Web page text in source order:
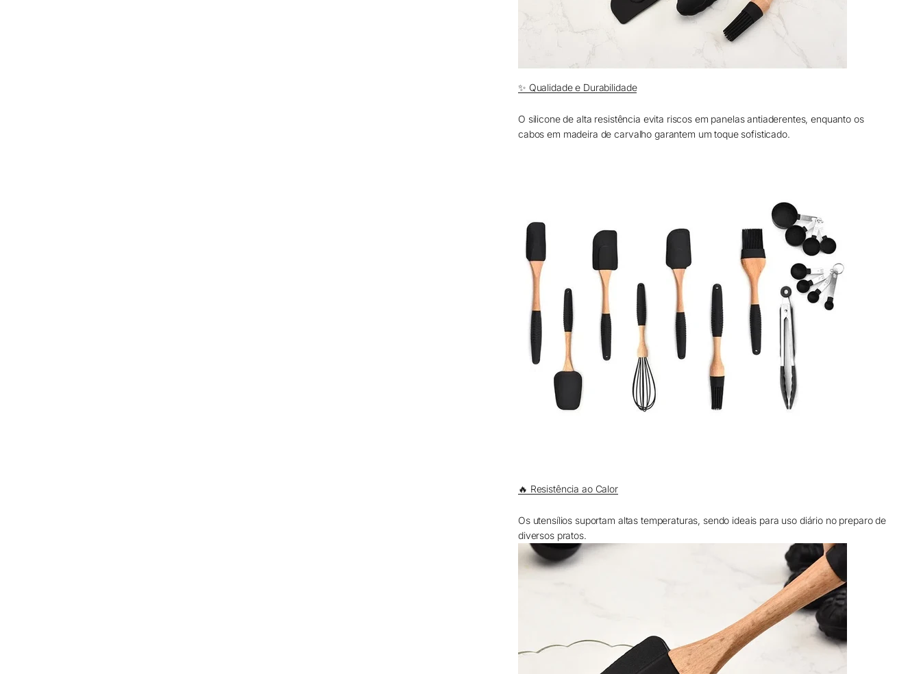
✨ Qualidade e Durabilidade
O silicone de alta resistência evita riscos em panelas antiaderentes, enquanto os
cabos em madeira de carvalho garantem um toque sofisticado.
🔥 Resistência ao Calor
Os utensílios suportam altas temperaturas, sendo ideais para uso diário no preparo de
diversos pratos.